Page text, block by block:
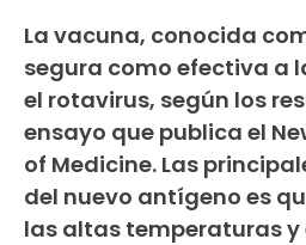
La vacuna, conocida
segura como efectiva a
el rotavirus, según los
ensayo que publica el
of Medicine. Las
del nuevo antígeno es
las altas temperaturas